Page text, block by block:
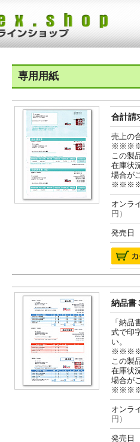
専用用紙
合計請
売上の
この製
在庫状
場合が
オン
円）
発売日
納品書
「納
式で印
い。
この製
在庫状
場合が
オン
円）
発売日